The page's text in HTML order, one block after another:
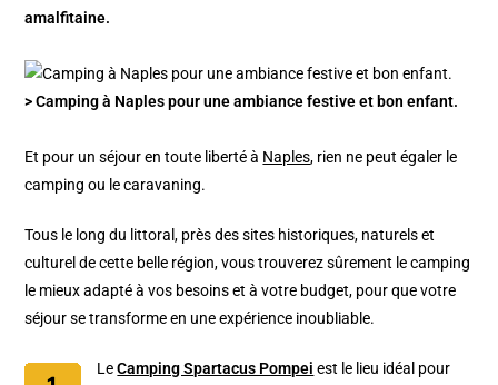
amalfitaine.
> Camping à Naples pour une ambiance festive et bon enfant.
Et pour un séjour en toute liberté à Naples, rien ne peut égaler le
camping ou le caravaning.
Tous le long du littoral, près des sites historiques, naturels et
culturel de cette belle région, vous trouverez sûrement le camping
le mieux adapté à vos besoins et à votre budget, pour que votre
séjour se transforme en une expérience inoubliable.
LeCamping Spartacus Pompei est le lieu idéal pour